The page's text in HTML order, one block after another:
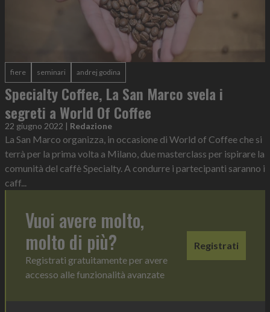
fiere seminari andrej godina
Specialty Coffee, La San Marco svela i
segreti a World Of Coffee
22 giugno 2022 | Redazione
La San Marco organizza, in occasione di World of Coffee che si
terrà per la prima volta a Milano, due masterclass per ispirare la
comunità del caffè Specialty. A condurre i partecipanti saranno i
caff...
Vuoi avere molto,
molto di più?
Registrati gratuitamente per avere
accesso alle funzionalità avanzate
Registrati